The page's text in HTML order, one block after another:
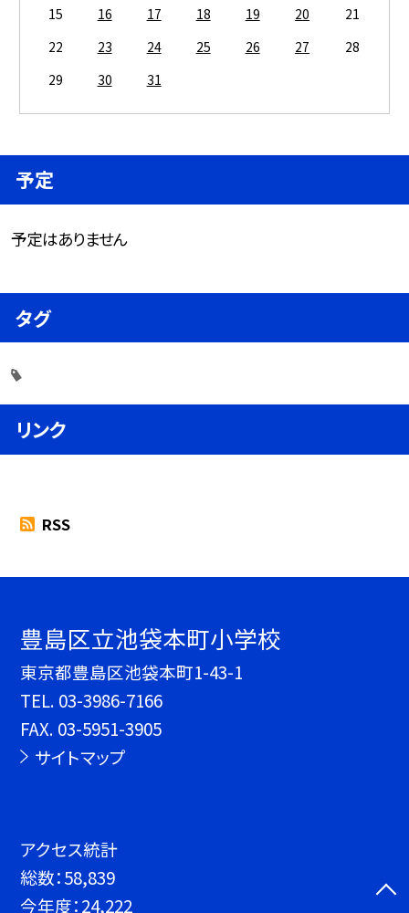
15
16 17 18 19 20
21
22
23 24 25 26 27
28
29
30 31
予定
予定はありません
タグ
リンク
RSS
豊島区立池袋本町小学校
東京都豊島区池袋本町1-43-1
TEL. 03-3986-7166
FAX. 03-5951-3905
サイトマップ
アクセス統計
総数：58,839
今年度：24,222